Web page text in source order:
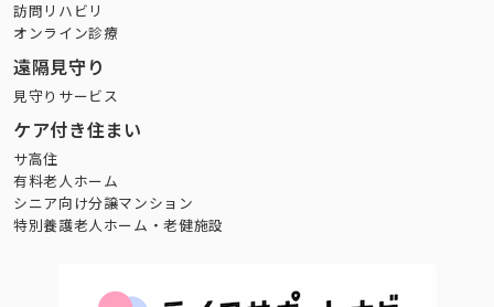
訪問リハビリ
オンライン診療
遠隔見守り
見守りサービス
ケア付き住まい
サ高住
有料老人ホーム
シニア向け分譲マンション
特別養護老人ホーム・老健施設